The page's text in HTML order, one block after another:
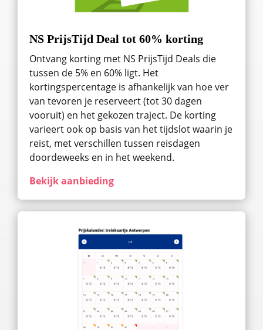
NS PrijsTijd Deal tot 60% korting
Ontvang korting met NS PrijsTijd Deals die
tussen de 5% en 60% ligt. Het
kortingspercentage is afhankelijk van hoe ver
van tevoren je reserveert (tot 30 dagen
vooruit) en het gekozen traject. De korting
varieert ook op basis van het tijdslot waarin je
reist, met verschillen tussen reisdagen
doordeweeks en in het weekend.
Bekijk aanbieding